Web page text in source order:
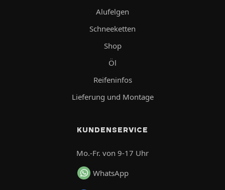
Alufelgen
Schneeketten
Shop
Öl
Reifeninfos
Lieferung und Montage
KUNDENSERVICE
Mo.-Fr. von 9-17 Uhr
WhatsApp